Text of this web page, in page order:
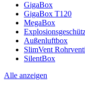
GigaBox
GigaBox T120
MegaBox
Außenluftbox
SlimVent
SilentBox
Alle anzeigen